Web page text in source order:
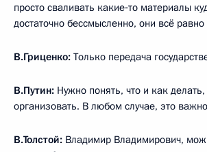
просто сваливать какие‑то материалы
достаточно бессмысленно, они всё равно
В.Гриценко: Только передача
В.Путин: Нужно понять, что и как
организовать. В любом случае, это
В.Толстой: Владимир Владимирович,